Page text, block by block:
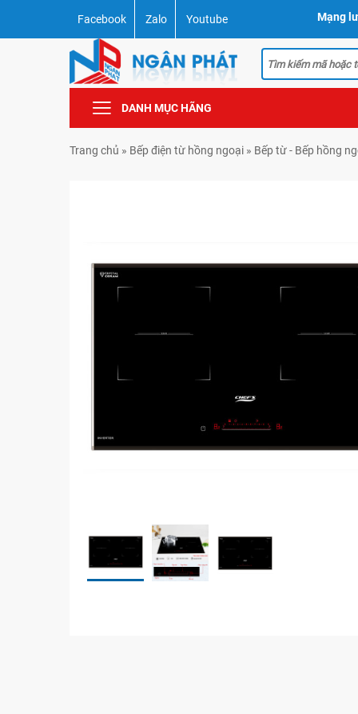
Facebook Zalo Youtube Mạng
DANH MỤC HÃNG
Trang chủ » Bếp điện từ hồng ngoại » Bếp từ - Bếp hồng